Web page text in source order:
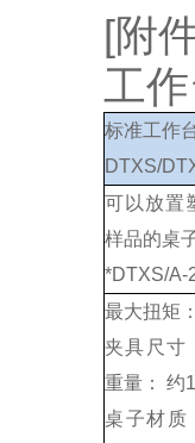
[附
工
标准工作
DTXS/
可以放置
样品的桌
*DTXS/A-
最大扭矩
夹具尺寸
重量： 约
桌子材质